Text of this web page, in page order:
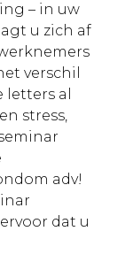
– in uw
u zich af
verschil
al
stress,
adv!
dat u